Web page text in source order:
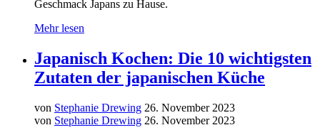
Geschmack Japans zu Hause.
Mehr lesen
Japanisch Kochen: Die 10 wichtigsten
Zutaten der japanischen Küche
von Stephanie Drewing 26. November 2023
von Stephanie Drewing 26. November 2023